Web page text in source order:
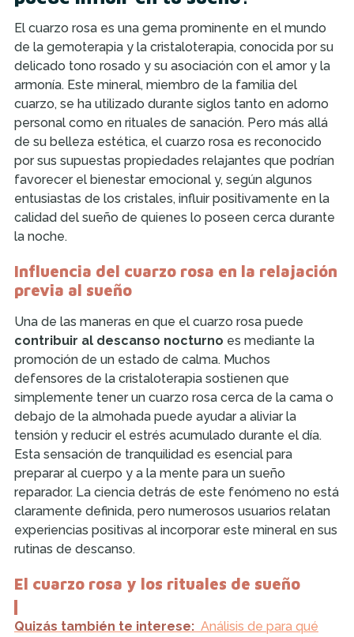
El cuarzo rosa es una gema prominente en el mundo
de la gemoterapia y la cristaloterapia, conocida por su
delicado tono rosado y su asociación con el amor y la
armonía. Este mineral, miembro de la familia del
cuarzo, se ha utilizado durante siglos tanto en adorno
personal como en rituales de sanación. Pero más allá
de su belleza estética, el cuarzo rosa es reconocido
por sus supuestas propiedades relajantes que podrían
favorecer el bienestar emocional y, según algunos
entusiastas de los cristales, influir positivamente en la
calidad del sueño de quienes lo poseen cerca durante
la noche.
Influencia del cuarzo rosa en la relajación
previa al sueño
Una de las maneras en que el cuarzo rosa puede
contribuir al descanso nocturno es mediante la
promoción de un estado de calma. Muchos
defensores de la cristaloterapia sostienen que
simplemente tener un cuarzo rosa cerca de la cama o
debajo de la almohada puede ayudar a aliviar la
tensión y reducir el estrés acumulado durante el día.
Esta sensación de tranquilidad es esencial para
preparar al cuerpo y a la mente para un sueño
reparador. La ciencia detrás de este fenómeno no está
claramente definida, pero numerosos usuarios relatan
experiencias positivas al incorporar este mineral en sus
rutinas de descanso.
El cuarzo rosa y los rituales de sueño
Quizás también te interese: Análisis de para qué